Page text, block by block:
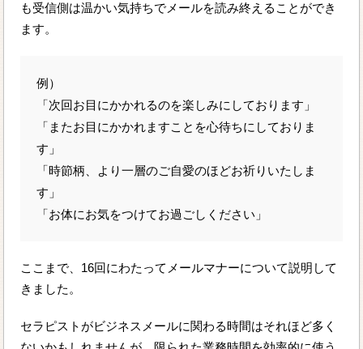
も受信側は温かい気持ちでメールを読み終えることができ
ます。
例）
「次回お目にかかれるのを楽しみにしております」
「またお目にかかれますことを心待ちにしておりま
す」
「時節柄、より一層のご自愛のほどお祈りいたしま
す」
「お体にお気をつけてお過ごしください」
ここまで、16回にわたってメールマナーについて説明して
きました。
セラピストがビジネスメールに関わる時間はそれほど多く